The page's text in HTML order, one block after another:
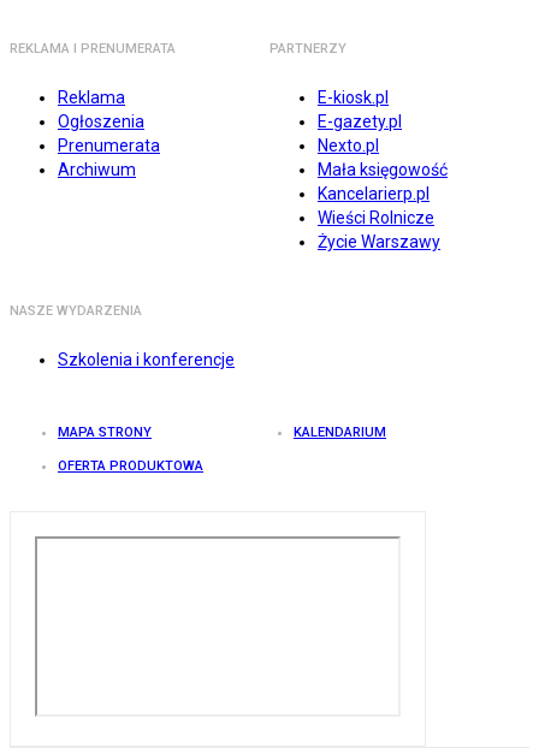
REKLAMA I PRENUMERATA
Reklama
Ogłoszenia
Prenumerata
Archiwum
PARTNERZY
E-kiosk.pl
E-gazety.pl
Nexto.pl
Mała księgowość
Kancelarierp.pl
Wieści Rolnicze
Życie Warszawy
NASZE WYDARZENIA
Szkolenia i konferencje
MAPA STRONY KALENDARIUM
OFERTA PRODUKTOWA